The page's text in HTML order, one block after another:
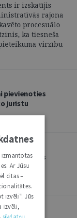
ir izskatījis
rajona
procesuālo
ka tiesneša
virzību
pievienoties
juristu
pievienoties
Ar Jūsu
citas –
izvēli". Jūs
izvēli,